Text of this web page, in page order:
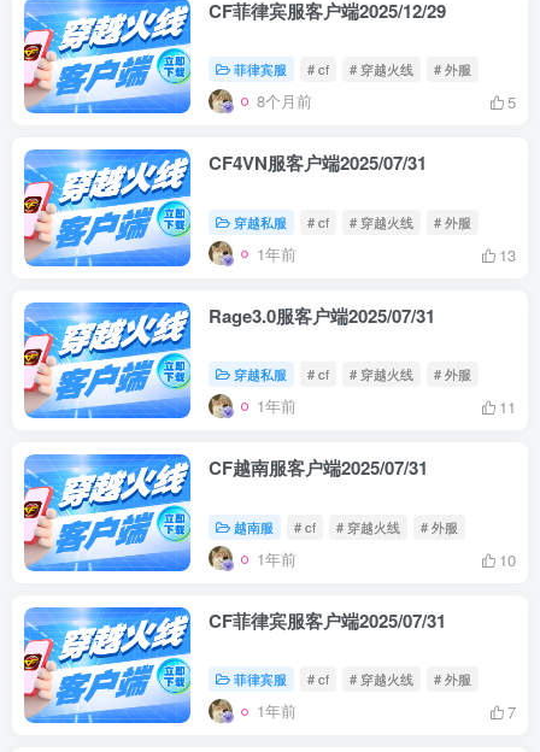
CF菲律宾服客户端2025/12/29
菲律宾服 # cf # 穿越火线 # 外服
8个月前 5
CF4VN服客户端2025/07/31
穿越私服 # cf # 穿越火线 # 外服
1年前 13
Rage3.0服客户端2025/07/31
穿越私服 # cf # 穿越火线 # 外服
1年前 11
CF越南服客户端2025/07/31
越南服 # cf # 穿越火线 # 外服
1年前 10
CF菲律宾服客户端2025/07/31
菲律宾服 # cf # 穿越火线 # 外服
1年前 7